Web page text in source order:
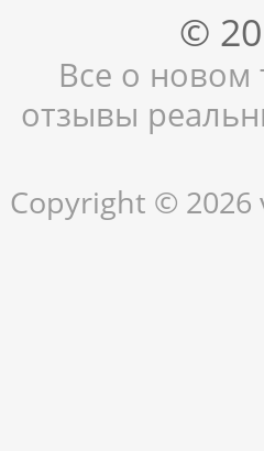
©
Все о новом
отзывы
Copyright ©